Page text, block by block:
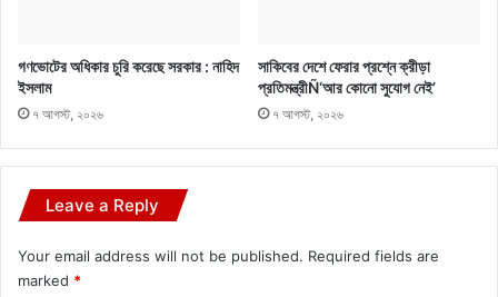
গণভোটের অধিকার চুরি করেছে সরকার : নাহিদ
ইসলাম
৭ আগস্ট, ২০২৬
সাকিবের দেশে ফেরার প্রশ্নে ক্রীড়া
প্রতিমন্ত্রীÑ‘আর কোনো সুযোগ নেই’
৭ আগস্ট, ২০২৬
Leave a Reply
Your email address will not be published. Required fields are
marked *